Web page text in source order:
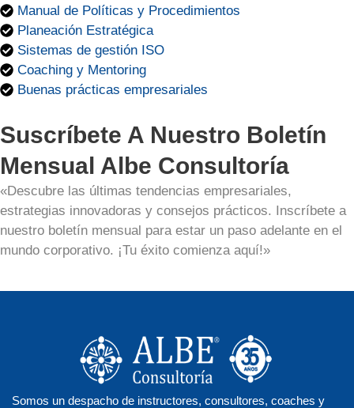
Manual de Políticas y Procedimientos
Planeación Estratégica
Sistemas de gestión ISO
Coaching y Mentoring
Buenas prácticas empresariales
Suscríbete A Nuestro Boletín
Mensual Albe Consultoría
«Descubre las últimas tendencias empresariales,
estrategias innovadoras y consejos prácticos. Inscríbete a
nuestro boletín mensual para estar un paso adelante en el
mundo corporativo. ¡Tu éxito comienza aquí!»
Somos un despacho de instructores, consultores, coaches y